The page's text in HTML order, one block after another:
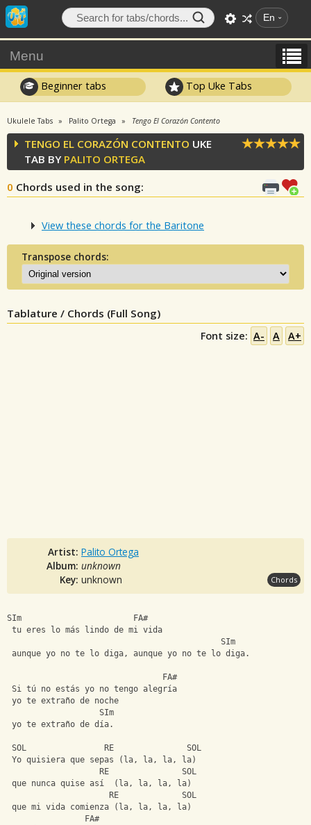
En
Menu
Beginner tabs Top Uke Tabs
Ukulele Tabs Palito Ortega Tengo El Corazón Contento
TENGO EL CORAZÓN CONTENTO UKE
TAB BY PALITO ORTEGA
0 Chords used in the song:
View these chords for the Baritone
Transpose chords:
Tablature / Chords (Full Song)
Font size: A- A A+
Artist: Palito Ortega
Album: unknown
Key: unknown Chords
SIm                       FA#
tu eres lo más lindo de mi vida
                                            SIm
aunque yo no te lo diga, aunque yo no te lo diga.
                                FA#
Si tú no estás yo no tengo alegría
yo te extraño de noche
                   SIm
yo te extraño de día.
SOL                RE               SOL
Yo quisiera que sepas (la, la, la, la)
                   RE               SOL
que nunca quise así  (la, la, la, la)
                     RE             SOL
que mi vida comienza (la, la, la, la)
                FA#